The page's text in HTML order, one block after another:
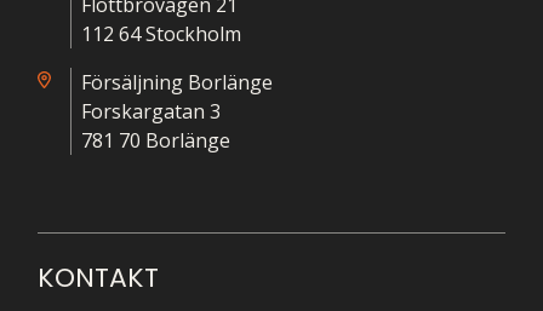
112 64 Stockholm
Försäljning Borlänge
Forskargatan 3
781 70 Borlänge
KONTAKT